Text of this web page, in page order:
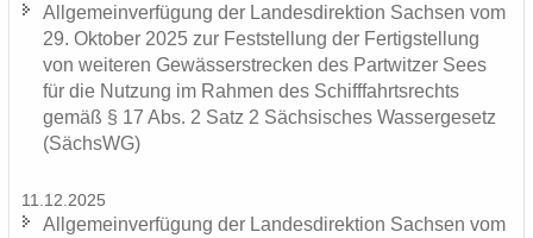
All­ge­mein­ver­fü­gung der Lan­des­di­rek­ti­on Sach­sen vom
29. Ok­to­ber 2025 zur Fest­stel­lung der Fer­tig­stel­lung
von wei­te­ren Ge­wäs­ser­stre­cken des Part­wit­zer Sees
für die Nut­zung im Rah­men des Schiff­fahrts­rechts
gemäß § 17 Abs. 2 Satz 2 Säch­si­sches Was­ser­ge­setz
(SächsWG)
11.12.2025
All­ge­mein­ver­fü­gung der Lan­des­di­rek­ti­on Sach­sen vom